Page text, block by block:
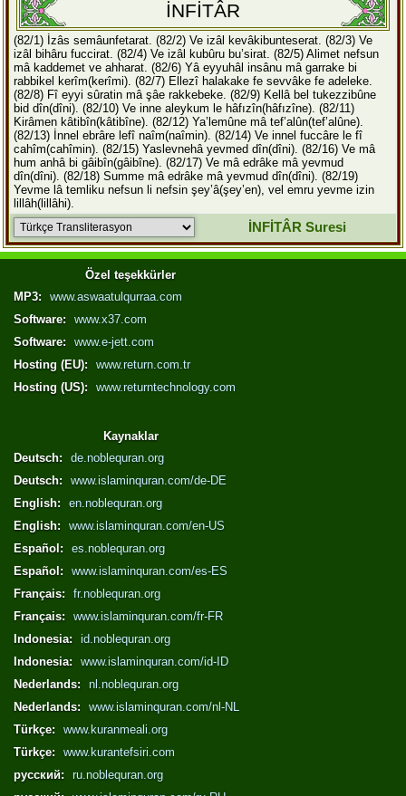
İNFİTÂR
(82/1) İzâs semâunfetarat. (82/2) Ve izâl kevâkibunteserat. (82/3) Ve
izâl bihâru fuccirat. (82/4) Ve izâl kubûru bu’sirat. (82/5) Alimet nefsun
mâ kaddemet ve ahharat. (82/6) Yâ eyyuhâl insânu mâ garrake bi
rabbikel kerîm(kerîmi). (82/7) Ellezî halakake fe sevvâke fe adeleke.
(82/8) Fî eyyi sûratin mâ şâe rakkebeke. (82/9) Kellâ bel tukezzibûne
bid dîn(dîni). (82/10) Ve inne aleykum le hâfızîn(hâfızîne). (82/11)
Kirâmen kâtibîn(kâtibîne). (82/12) Ya’lemûne mâ tef’alûn(tef’alûne).
(82/13) İnnel ebrâre lefî naîm(naîmin). (82/14) Ve innel fuccâre le fî
cahîm(cahîmin). (82/15) Yaslevnehâ yevmed dîn(dîni). (82/16) Ve mâ
hum anhâ bi gâibîn(gâibîne). (82/17) Ve mâ edrâke mâ yevmud
dîn(dîni). (82/18) Summe mâ edrâke mâ yevmud dîn(dîni). (82/19)
Yevme lâ temliku nefsun li nefsin şey’â(şey’en), vel emru yevme izin
lillâh(lillâhi).
İNFİTÂR Suresi
Özel teşekkürler
MP3:
www.aswaatulqurraa.com
Software:
www.x37.com
Software:
www.e-jett.com
Hosting (EU):
www.return.com.tr
Hosting (US):
www.returntechnology.com
Kaynaklar
Deutsch:
de.noblequran.org
Deutsch:
www.islaminquran.com/de-DE
English:
en.noblequran.org
English:
www.islaminquran.com/en-US
Español:
es.noblequran.org
Español:
www.islaminquran.com/es-ES
Français:
fr.noblequran.org
Français:
www.islaminquran.com/fr-FR
Indonesia:
id.noblequran.org
Indonesia:
www.islaminquran.com/id-ID
Nederlands:
nl.noblequran.org
Nederlands:
www.islaminquran.com/nl-NL
Türkçe:
www.kuranmeali.org
Türkçe:
www.kurantefsiri.com
русский:
ru.noblequran.org